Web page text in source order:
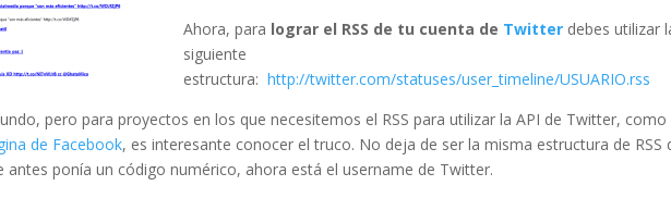
Ahora, para lograr el RSS de tu cuenta de Twitter debes utilizar
siguiente
estructura:http://twitter.com/statuses/user_timeline/USUARIO.rss
pero para proyectos en los que necesitemos el RSS para utilizar la API de Twitter, como
de Facebook, es interesante conocer el truco. No deja de ser la misma estructura de RSS
antes ponía un código numérico, ahora está el username de Twitter.